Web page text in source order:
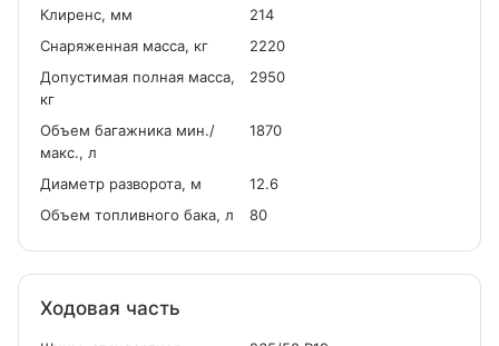
Клиренс, мм
214
Снаряженная масса, кг
2220
Допустимая полная масса,
кг
2950
Объем багажника мин./
макс., л
1870
Диаметр разворота, м
12.6
Объем топливного бака, л
80
Ходовая часть